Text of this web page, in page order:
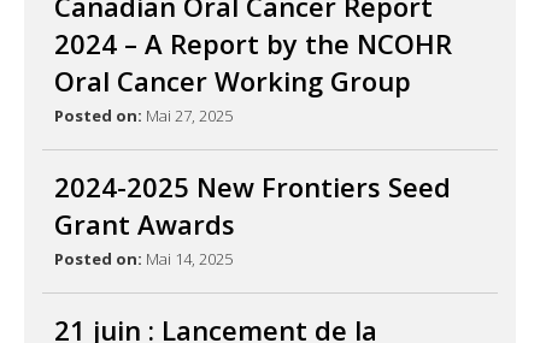
2024 – A Report by the NCOHR
Oral Cancer Working Group
Posted on: Mai 27, 2025
2024-2025 New Frontiers Seed
Grant Awards
Posted on: Mai 14, 2025
21 juin : Lancement de la